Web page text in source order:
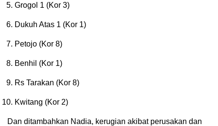
Grogol 1 (Kor 3)
Dukuh Atas 1 (Kor 1)
Petojo (Kor 8)
Benhil (Kor 1)
Rs Tarakan (Kor 8)
Kwitang (Kor 2)
Dan ditambahkan Nadia, kerugian akibat perusakan dan